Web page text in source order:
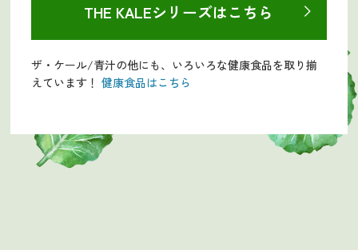
THE KALEシリーズはこちら
ザ・ケール/青汁の他にも、いろいろな健康食品を取り揃
えています！ 健康食品はこちら